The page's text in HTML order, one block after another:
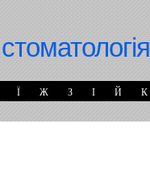
Ї Ж З І Й К